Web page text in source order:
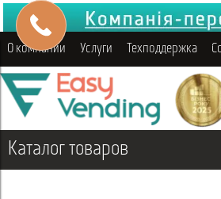
О компании Услуги Техподдержка
Каталог товаров